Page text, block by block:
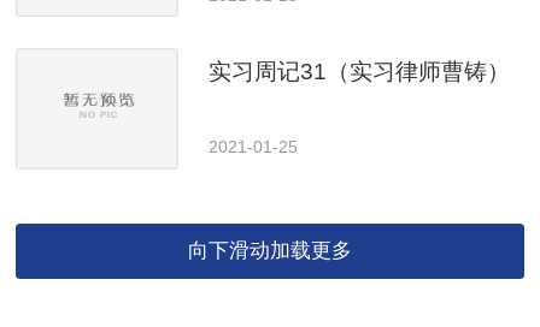
实习周记31（实习律师曹铸）
2021-01-25
向下滑动加载更多